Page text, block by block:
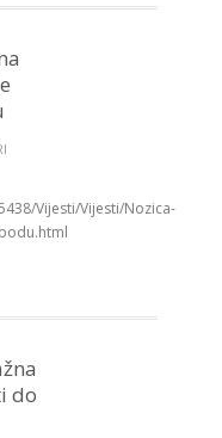
Vijesti/Vijesti/Nozica-
do